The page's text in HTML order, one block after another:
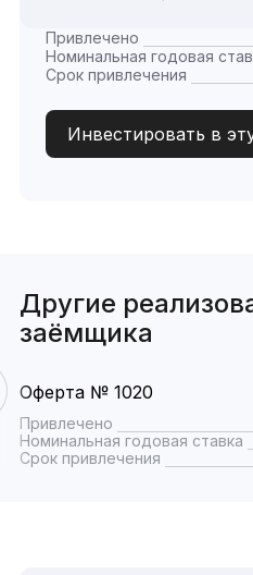
Привлечено
Номинальная годовая
Срок привлечения
Инвестировать в
Другие
заёмщика
Оферта № 1020
Привлечено
Номинальная годовая ставка
Срок привлечения